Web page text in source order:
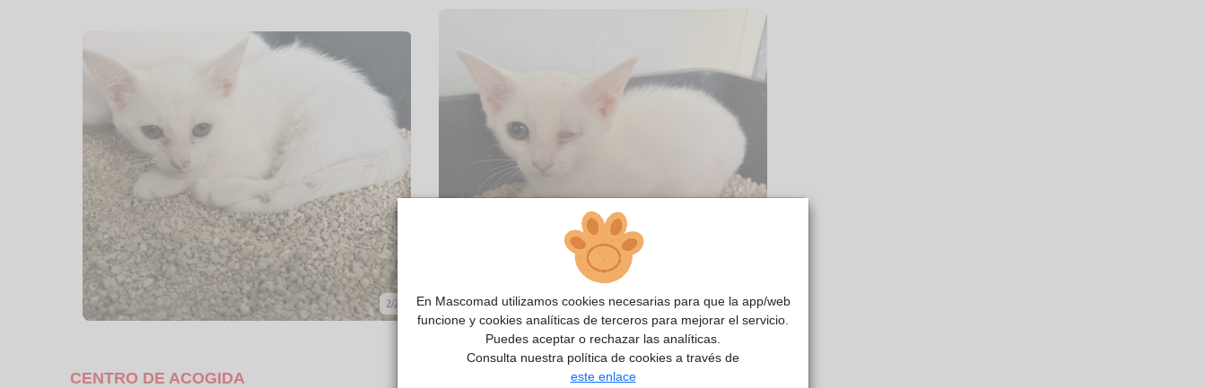
2/2
1/2
CENTRO DE ACOGIDA
En Mascomad utilizamos cookies necesarias para que la app/web
funcione y cookies analíticas de terceros para mejorar el servicio.
Puedes aceptar o rechazar las analíticas.
Consulta nuestra política de cookies a través de
este enlace